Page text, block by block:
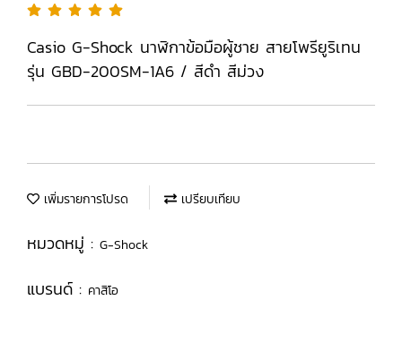
Casio G-Shock นาฬิกาข้อมือผู้ชาย สายโพรียูริเทน
รุ่น GBD-200SM-1A6 / สีดำ สีม่วง
เพิ่มรายการโปรด เปรียบเทียบ
หมวดหมู่ : G-Shock
แบรนด์ : คาสิโอ